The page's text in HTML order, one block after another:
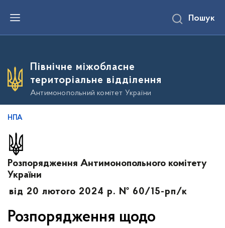
е
о
о
в
о
м
і
с
Пошук
Північне міжобласне
територіальне відділення
Антимонопольний комітет України
НПА
Розпорядження Антимонопольного комітету
України
від 20 лютого 2024 р. № 60/15-рп/к
Розпорядження щодо